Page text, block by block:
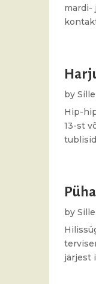
mardi-
by
Hip-
13-st
tublisid
by
järjest